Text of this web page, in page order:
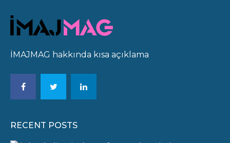
İMAJMAG hakkında kısa açıklama
RECENT POSTS